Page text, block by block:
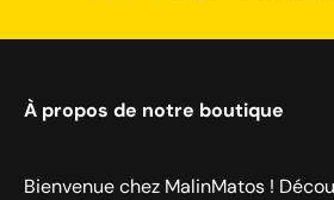
À propos de notre boutique
Bienvenue chez MalinMatos !